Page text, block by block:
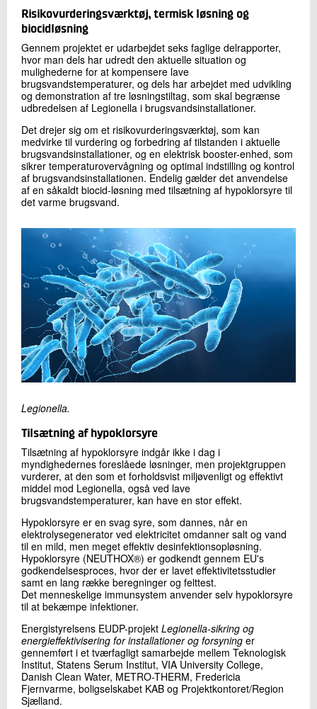
Risikovurderingsværktøj, termisk løsning og
biocidløsning
Gennem projektet er udarbejdet seks faglige delrapporter,
hvor man dels har udredt den aktuelle situation og
mulighederne for at kompensere lave
brugsvandstemperaturer, og dels har arbejdet med udvikling
og demonstration af tre løsningstiltag, som skal begrænse
udbredelsen af Legionella i brugsvandsinstallationer.
Det drejer sig om et risikovurderingsværktøj, som kan
medvirke til vurdering og forbedring af tilstanden i aktuelle
brugsvandsinstallationer, og en elektrisk booster-enhed, som
sikrer temperaturovervågning og optimal indstilling og kontrol
af brugsvandsinstallationen. Endelig gælder det anvendelse
af en såkaldt biocid-løsning med tilsætning af hypoklorsyre til
det varme brugsvand.
Legionella.
Tilsætning af hypoklorsyre
Tilsætning af hypoklorsyre indgår ikke i dag i
myndighedernes foreslåede løsninger, men projektgruppen
vurderer, at den som et forholdsvist miljøvenligt og effektivt
middel mod Legionella, også ved lave
brugsvandstemperaturer, kan have en stor effekt.
Hypoklorsyre er en svag syre, som dannes, når en
elektrolysegenerator ved elektricitet omdanner salt og vand
til en mild, men meget effektiv desinfektionsopløsning.
Hypoklorsyre (NEUTHOX®) er godkendt gennem EU's
godkendelsesproces, hvor der er lavet effektivitetsstudier
samt en lang række beregninger og felttest.
Det menneskelige immunsystem anvender selv hypoklorsyre
til at bekæmpe infektioner.
Energistyrelsens EUDP-projekt Legionella-sikring og
energieffektivisering for installationer og forsyning er
gennemført i et tværfagligt samarbejde mellem Teknologisk
Institut, Statens Serum Institut, VIA University College,
Danish Clean Water, METRO-THERM, Fredericia
Fjernvarme, boligselskabet KAB og Projektkontoret/Region
Sjælland.